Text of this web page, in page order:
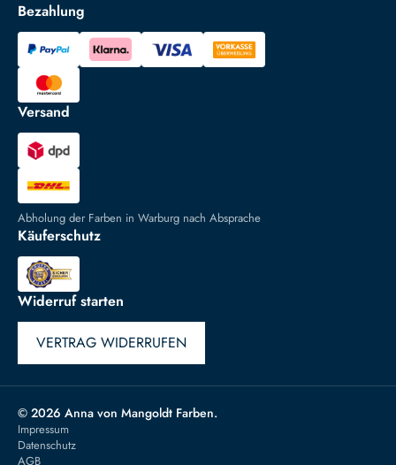
Bezahlung
Versand
Abholung der Farben in Warburg nach Absprache
Käuferschutz
Widerruf starten
VERTRAG WIDERRUFEN
© 2026 Anna von Mangoldt Farben.
Impressum
Datenschutz
AGB